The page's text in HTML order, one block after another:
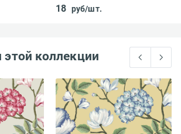
18 руб/шт.
этой коллекции